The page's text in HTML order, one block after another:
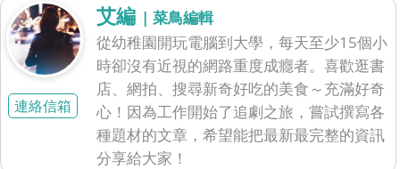
連絡信箱
艾編 | 菜鳥編輯
從幼稚園開玩電腦到大學，每天至少15個小
時卻沒有近視的網路重度成癮者。喜歡逛書
店、網拍、搜尋新奇好吃的美食～充滿好奇
心！因為工作開始了追劇之旅，嘗試撰寫各
種題材的文章，希望能把最新最完整的資訊
分享給大家！